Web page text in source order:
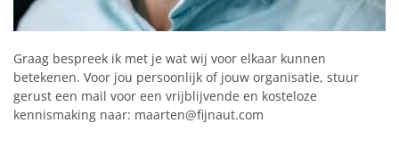
Graag bespreek ik met je wat wij voor elkaar kunnen
betekenen. Voor jou persoonlijk of jouw organisatie, stuur
gerust een mail voor een vrijblijvende en kosteloze
kennismaking naar: maarten@fijnaut.com